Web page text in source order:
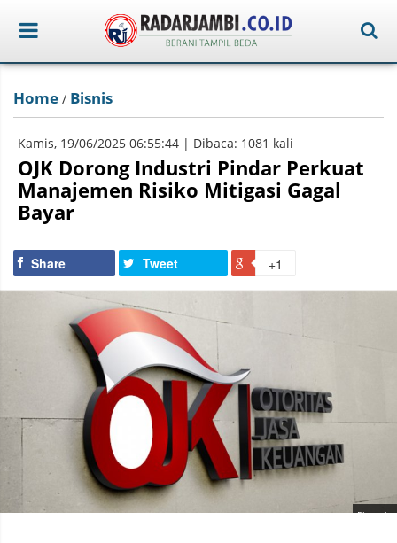
Home / Bisnis
Kamis, 19/06/2025 06:55:44 | Dibaca: 1081 kali
OJK Dorong Industri Pindar Perkuat
Manajemen Risiko Mitigasi Gagal
Bayar
Share Tweet +1
Photo by